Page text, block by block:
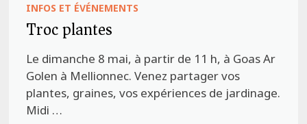
INFOS ET ÉVÉNEMENTS
Troc plantes
Le dimanche 8 mai, à partir de 11 h, à Goas Ar
Golen à Mellionnec. Venez partager vos
plantes, graines, vos expériences de jardinage.
Midi …